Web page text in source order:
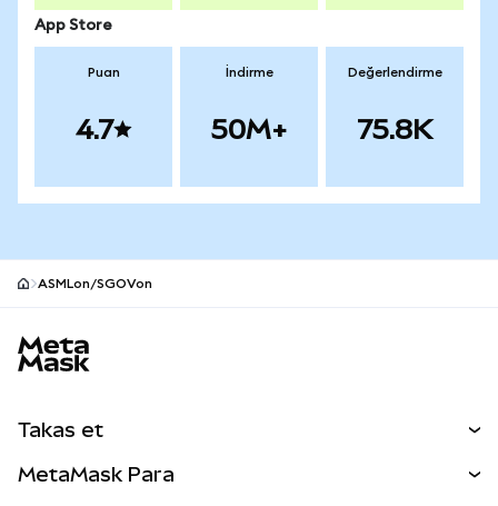
App Store
Puan
4.7
İndirme
50M+
Değerlendirme
75.8K
ASMLon/SGOVon
Takas et
MetaMask Para